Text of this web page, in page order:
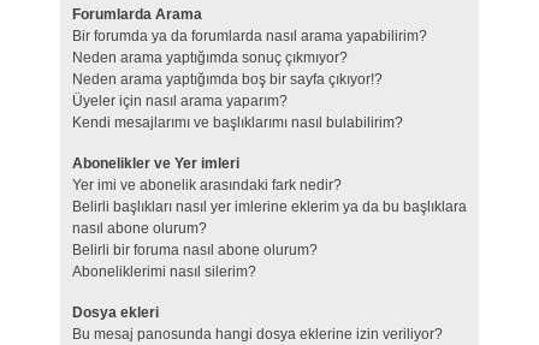
Forumlarda Arama
Bir forumda ya da forumlarda nasıl arama yapabilirim?
Neden arama yaptığımda sonuç çıkmıyor?
Neden arama yaptığımda boş bir sayfa çıkıyor!?
Üyeler için nasıl arama yaparım?
Kendi mesajlarımı ve başlıklarımı nasıl bulabilirim?
Abonelikler ve Yer imleri
Yer imi ve abonelik arasındaki fark nedir?
Belirli başlıkları nasıl yer imlerine eklerim ya da bu başlıklara
nasıl abone olurum?
Belirli bir foruma nasıl abone olurum?
Aboneliklerimi nasıl silerim?
Dosya ekleri
Bu mesaj panosunda hangi dosya eklerine izin veriliyor?